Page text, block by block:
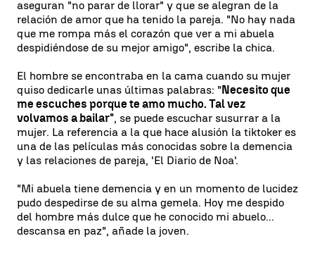
aseguran "no parar de llorar" y que se alegran de la
relación de amor que ha tenido la pareja. "No hay nada
que me rompa más el corazón que ver a mi abuela
despidiéndose de su mejor amigo", escribe la chica.
El hombre se encontraba en la cama cuando su mujer
quiso dedicarle unas últimas palabras: "Necesito que
me escuches porque te amo mucho. Tal vez
volvamos a bailar", se puede escuchar susurrar a la
mujer. La referencia a la que hace alusión la tiktoker es
una de las películas más conocidas sobre la demencia
y las relaciones de pareja, 'El Diario de Noa'.
"Mi abuela tiene demencia y en un momento de lucidez
pudo despedirse de su alma gemela. Hoy me despido
del hombre más dulce que he conocido mi abuelo...
descansa en paz", añade la joven.